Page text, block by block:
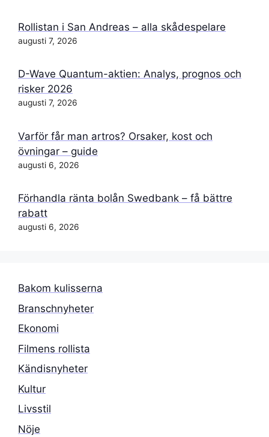
Rollistan i San Andreas – alla skådespelare
augusti 7, 2026
D-Wave Quantum-aktien: Analys, prognos och
risker 2026
augusti 7, 2026
Varför får man artros? Orsaker, kost och
övningar – guide
augusti 6, 2026
Förhandla ränta bolån Swedbank – få bättre
rabatt
augusti 6, 2026
Bakom kulisserna
Branschnyheter
Ekonomi
Filmens rollista
Kändisnyheter
Kultur
Livsstil
Nöje